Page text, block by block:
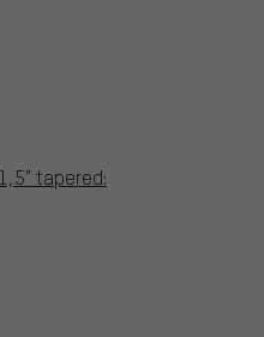
tapered: